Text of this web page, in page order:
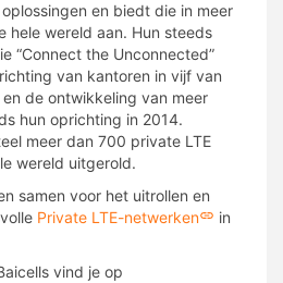
en biedt die in meer
hele wereld aan. Hun steeds
“Connect the Unconnected”
van kantoren in vijf van
de ontwikkeling van meer
hun oprichting in 2014.
meer dan 700 private LTE
wereld uitgerold.
samen voor het uitrollen en
Private LTE-netwerken
in
vind je op